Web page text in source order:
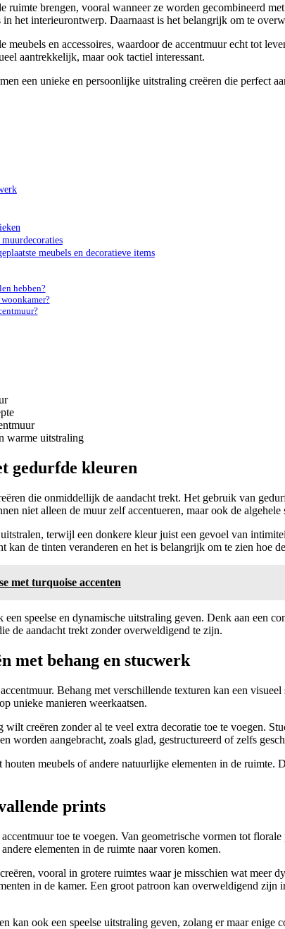
brengen, vooral wanneer ze worden gecombineerd
het interieurontwerp. Daarnaast is het belangrijk om te
meubels en accessoires, waardoor de accentmuur echt tot
aantrekkelijk, maar ook tactiel interessant.
een unieke en persoonlijke uitstraling creëren die perfect
meubels en decoratieve items
hebben?
warme uitstraling
gedurfde kleuren
die onmiddellijk de aandacht trekt. Het gebruik van
niet alleen de muur zelf accentueren, maar ook de algehele
terwijl een donkere kleur juist een gevoel van
de tinten veranderen en het is belangrijk om te zien hoe
met turquoise accenten
speelse en dynamische uitstraling geven. Denk aan een
de aandacht trekt zonder overweldigend te zijn.
met behang en stucwerk
Behang met verschillende texturen kan een
unieke manieren weerkaatsen.
creëren zonder al te veel extra decoratie toe te voegen.
worden aangebracht, zoals glad, gestructureerd of zelfs
meubels of andere natuurlijke elementen in de
prints
toe te voegen. Van geometrische vormen tot
elementen in de ruimte naar voren komen.
vooral in grotere ruimtes waar je misschien wat
in de kamer. Een groot patroon kan overweldigend
kan ook een speelse uitstraling geven, zolang er maar enige